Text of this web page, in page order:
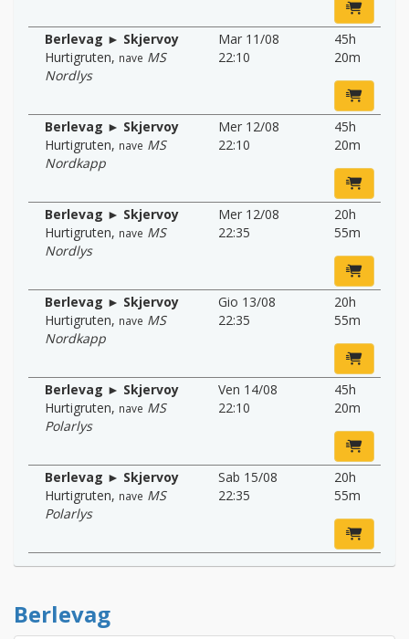
Berlevag ► Skjervoy
Hurtigruten, nave MS
Nordlys
Mar 11/08
22:10
45h
20m
Berlevag ► Skjervoy
Hurtigruten, nave MS
Nordkapp
Mer 12/08
22:10
45h
20m
Berlevag ► Skjervoy
Hurtigruten, nave MS
Nordlys
Mer 12/08
22:35
20h
55m
Berlevag ► Skjervoy
Hurtigruten, nave MS
Nordkapp
Gio 13/08
22:35
20h
55m
Berlevag ► Skjervoy
Hurtigruten, nave MS
Polarlys
Ven 14/08
22:10
45h
20m
Berlevag ► Skjervoy
Hurtigruten, nave MS
Polarlys
Sab 15/08
22:35
20h
55m
Berlevag